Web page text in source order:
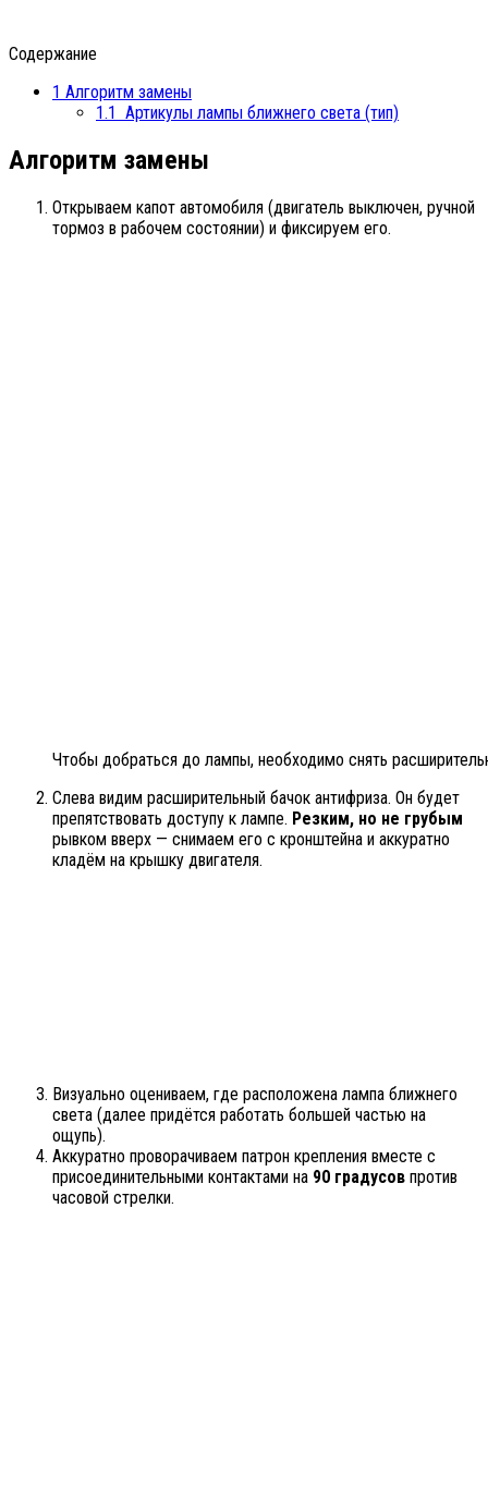
Содержание
1 Алгоритм замены
1.1 Артикулы лампы ближнего света (тип)
Алгоритм замены
Открываем капот автомобиля (двигатель выключен, ручной
тормоз в рабочем состоянии) и фиксируем его.
Чтобы добраться до лампы, необходимо снять
Слева видим расширительный бачок антифриза. Он будет
препятствовать доступу к лампе. Резким, но не грубым
рывком вверх — снимаем его с кронштейна и аккуратно
кладём на крышку двигателя.
Визуально оцениваем, где расположена лампа ближнего
света (далее придётся работать большей частью на
ощупь).
Аккуратно проворачиваем патрон крепления вместе с
присоединительными контактами на 90 градусов против
часовой стрелки.